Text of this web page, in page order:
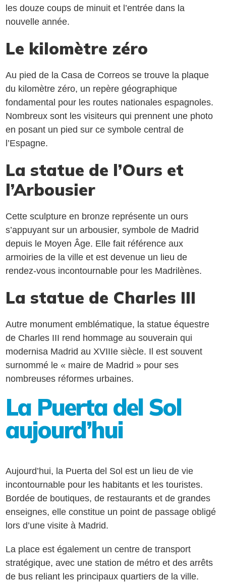
les douze coups de minuit et l’entrée dans la
nouvelle année.
Le kilomètre zéro
Au pied de la Casa de Correos se trouve la plaque
du kilomètre zéro, un repère géographique
fondamental pour les routes nationales espagnoles.
Nombreux sont les visiteurs qui prennent une photo
en posant un pied sur ce symbole central de
l’Espagne.
La statue de l’Ours et
l’Arbousier
Cette sculpture en bronze représente un ours
s’appuyant sur un arbousier, symbole de Madrid
depuis le Moyen Âge. Elle fait référence aux
armoiries de la ville et est devenue un lieu de
rendez-vous incontournable pour les Madrilènes.
La statue de Charles III
Autre monument emblématique, la statue équestre
de Charles III rend hommage au souverain qui
modernisa Madrid au XVIIIe siècle. Il est souvent
surnommé le « maire de Madrid » pour ses
nombreuses réformes urbaines.
La Puerta del Sol
aujourd’hui
Aujourd’hui, la Puerta del Sol est un lieu de vie
incontournable pour les habitants et les touristes.
Bordée de boutiques, de restaurants et de grandes
enseignes, elle constitue un point de passage obligé
lors d’une visite à Madrid.
La place est également un centre de transport
stratégique, avec une station de métro et des arrêts
de bus reliant les principaux quartiers de la ville.